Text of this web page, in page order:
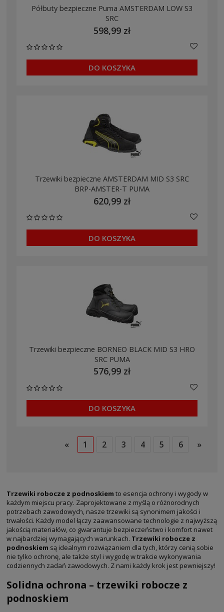
Półbuty bezpieczne Puma AMSTERDAM LOW S3
SRC
598,99 zł
DO KOSZYKA
Trzewiki bezpieczne AMSTERDAM MID S3 SRC
BRP-AMSTER-T PUMA
620,99 zł
DO KOSZYKA
Trzewiki bezpieczne BORNEO BLACK MID S3 HRO
SRC PUMA
576,99 zł
DO KOSZYKA
« 1 2 3 4 5 6 »
Trzewiki robocze z podnoskiem to esencja ochrony i wygody w
każdym miejscu pracy. Zaprojektowane z myślą o różnorodnych
potrzebach zawodowych, nasze trzewiki są synonimem jakości i
trwałości. Każdy model łączy zaawansowane technologie z najwyższą
jakością materiałów, co gwarantuje bezpieczeństwo i komfort nawet
w najbardziej wymagających warunkach. Trzewiki robocze z
podnoskiem są idealnym rozwiązaniem dla tych, którzy cenią sobie
nie tylko ochronę, ale także styl i wygodę w trakcie wykonywania
codziennych zadań zawodowych. Z nami każdy krok jest pewniejszy!
Solidna ochrona – trzewiki robocze z
podnoskiem